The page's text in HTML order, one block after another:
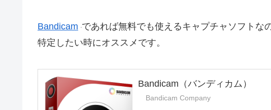
Bandicam であれば無料でも使えるキャプチャソフトな
特定したい時にオススメです。
Bandicam（バンディカム）
Bandicam Company